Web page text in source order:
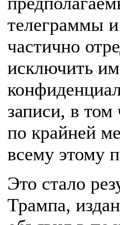
телеграммы
частично
исключить
записи, в
по крайней
всему этому
Это стало
Трампа,